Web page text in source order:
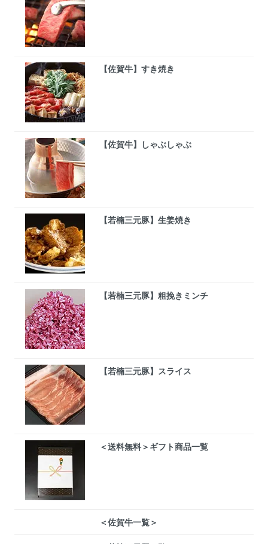
【佐賀牛】すき焼き
【佐賀牛】しゃぶしゃぶ
【若楠三元豚】生姜焼き
【若楠三元豚】粗挽きミンチ
【若楠三元豚】スライス
＜送料無料＞ギフト商品一覧
＜佐賀牛一覧＞